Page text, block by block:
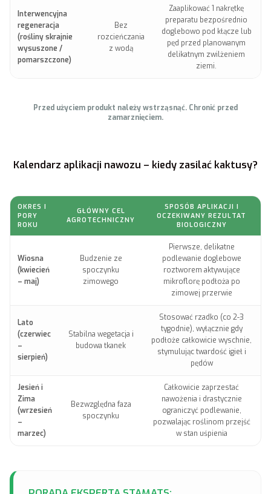
Interwencyjna
regeneracja
(rośliny skrajnie
wysuszone /
pomarszczone)
Bez
rozcieńczania
z wodą
Zaaplikować 1 nakrętkę
preparatu bezpośrednio
doglebowo pod kłącze lub
pęd przed planowanym
delikatnym zwilżeniem
ziemi.
Przed użyciem produkt należy wstrząsnąć. Chronić przed
zamarznięciem.
Kalendarz aplikacji nawozu – kiedy zasilać kaktusy?
OKRES I
PORY
ROKU
GŁÓWNY CEL
AGROTECHNICZNY
SPOSÓB APLIKACJI I
OCZEKIWANY REZULTAT
BIOLOGICZNY
Wiosna
(kwiecień
– maj)
Budzenie ze
spoczynku
zimowego
Pierwsze, delikatne
podlewanie doglebowe
roztworem aktywujące
mikroflorę podłoża po
zimowej przerwie
Lato
(czerwiec
–
sierpień)
Stabilna wegetacja i
budowa tkanek
Stosować rzadko (co 2-3
tygodnie), wyłącznie gdy
podłoże całkowicie wyschnie,
stymulując twardość igieł i
pędów
Jesień i
Zima
(wrzesień
–
marzec)
Bezwzględna faza
spoczynku
Całkowicie zaprzestać
nawożenia i drastycznie
ograniczyć podlewanie,
pozwalając roślinom przejść
w stan uśpienia